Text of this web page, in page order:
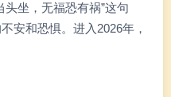
坐，无福恐有祸”这句
安和恐惧。进入2026年，